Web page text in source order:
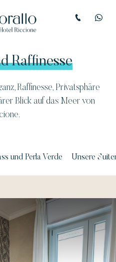
Raffinesse
Raffinesse, Privatsphäre
Blick auf das Meer von
und Perla Verde Unsere